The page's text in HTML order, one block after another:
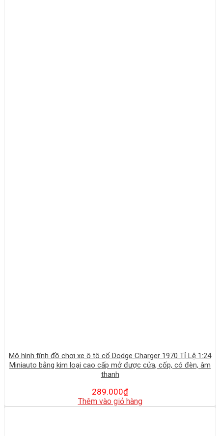
Mô hình tĩnh đồ chơi xe ô tô cổ Dodge Charger 1970 Tỉ Lệ 1:24
Miniauto bằng kim loại cao cấp mở được cửa, cốp, có đèn, âm
thanh
289.000₫
Thêm vào giỏ hàng